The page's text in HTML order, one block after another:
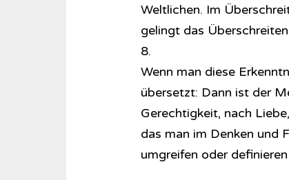
Weltlichen. Im
gelingt das
8.
Wenn man diese
übersetzt: Dann ist der
Gerechtigkeit, nach
das man im Denken und
umgreifen oder